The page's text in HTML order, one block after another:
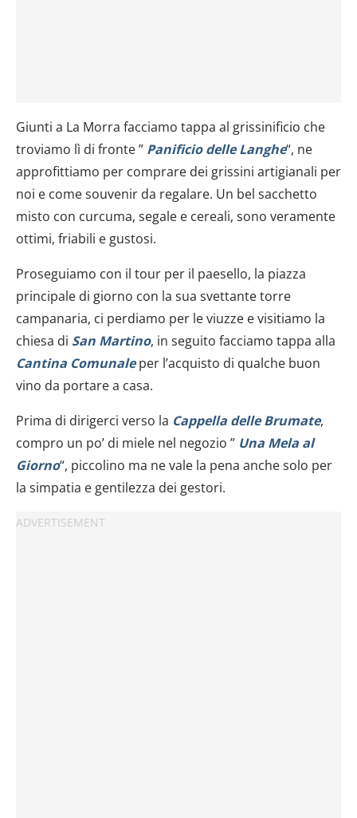
Giunti a La Morra facciamo tappa al grissinificio che
troviamo lì di fronte ” Panificio delle Langhe“, ne
approfittiamo per comprare dei grissini artigianali per
noi e come souvenir da regalare. Un bel sacchetto
misto con curcuma, segale e cereali, sono veramente
ottimi, friabili e gustosi.
Proseguiamo con il tour per il paesello, la piazza
principale di giorno con la sua svettante torre
campanaria, ci perdiamo per le viuzze e visitiamo la
chiesa di San Martino, in seguito facciamo tappa alla
Cantina Comunaleper l’acquisto di qualche buon
vino da portare a casa.
Prima di dirigerci verso la Cappella delle Brumate,
compro un po’ di miele nel negozio ” Una Mela al
Giorno“, piccolino ma ne vale la pena anche solo per
la simpatia e gentilezza dei gestori.